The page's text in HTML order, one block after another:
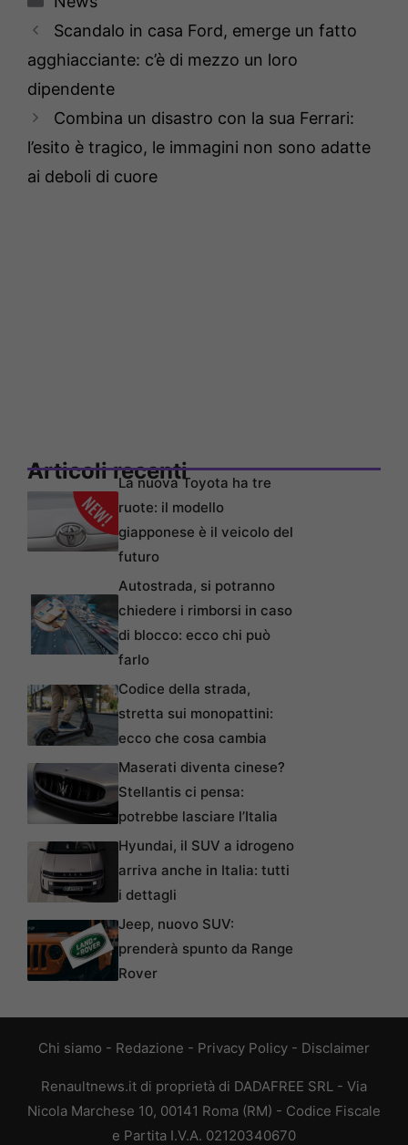
Scandalo in casa Ford, emerge un fatto
agghiacciante: c’è di mezzo un loro
dipendente
Combina un disastro con la sua Ferrari:
l’esito è tragico, le immagini non sono adatte
ai deboli di cuore
Articoli recentiLa nuova Toyota ha tre
ruote: il modello
giapponese è il veicolo del
futuro
Autostrada, si potranno
chiedere i rimborsi in caso
di blocco: ecco chi può
farlo
Codice della strada,
stretta sui monopattini:
ecco che cosa cambia
Maserati diventa cinese?
Stellantis ci pensa:
potrebbe lasciare l’Italia
Hyundai, il SUV a idrogeno
arriva anche in Italia: tutti
i dettagli
Jeep, nuovo SUV:
prenderà spunto da Range
Rover
Chi siamo - Redazione - Privacy Policy - Disclaimer
Renaultnews.it di proprietà di DADAFREE SRL - Via
Nicola Marchese 10, 00141 Roma (RM) - Codice Fiscale
e Partita I.V.A. 02120340670